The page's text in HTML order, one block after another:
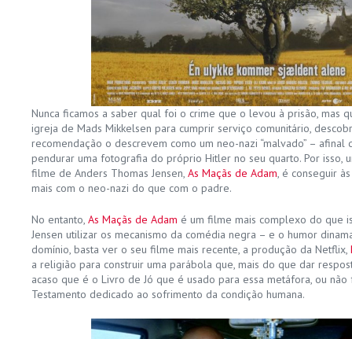
Nunca ficamos a saber qual foi o crime que o levou à prisão, mas
igreja de Mads Mikkelsen para cumprir serviço comunitário,
recomendação o descrevem como um neo-nazi “malvado” – afinal
pendurar uma fotografia do próprio Hitler no seu quarto. Por isso,
filme de Anders Thomas Jensen, As Maçãs de Adam, é conseguir
mais com o neo-nazi do que com o padre.
No entanto, As Maçãs de Adam é um filme mais complexo do que
Jensen utilizar os mecanismo da comédia negra – e o humor
domínio, basta ver o seu filme mais recente, a produção da Netflix,
a religião para construir uma parábola que, mais do que dar
acaso que é o Livro de Jó que é usado para essa metáfora, ou
Testamento dedicado ao sofrimento da condição humana.